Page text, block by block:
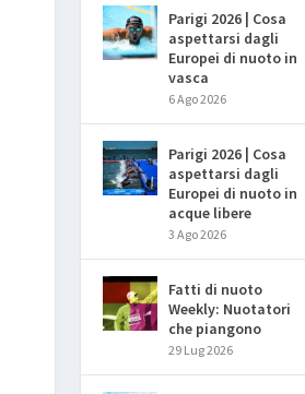
Parigi 2026 | Cosa
aspettarsi dagli
Europei di nuoto in
vasca
6 Ago 2026
Parigi 2026 | Cosa
aspettarsi dagli
Europei di nuoto in
acque libere
3 Ago 2026
Fatti di nuoto
Weekly: Nuotatori
che piangono
29 Lug 2026